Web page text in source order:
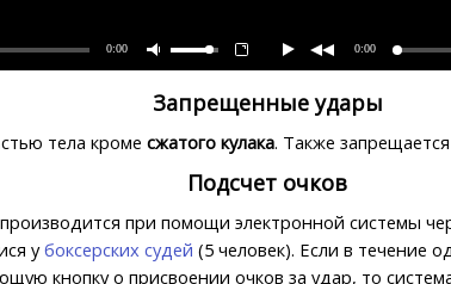
0:00 0:00
Запрещенные удары
тела кроме сжатого кулака. Также
Подсчет очков
при помощи электронной системы
убоксерских судей (5 человек). Если в течение
кнопку о присвоении очков за удар, то